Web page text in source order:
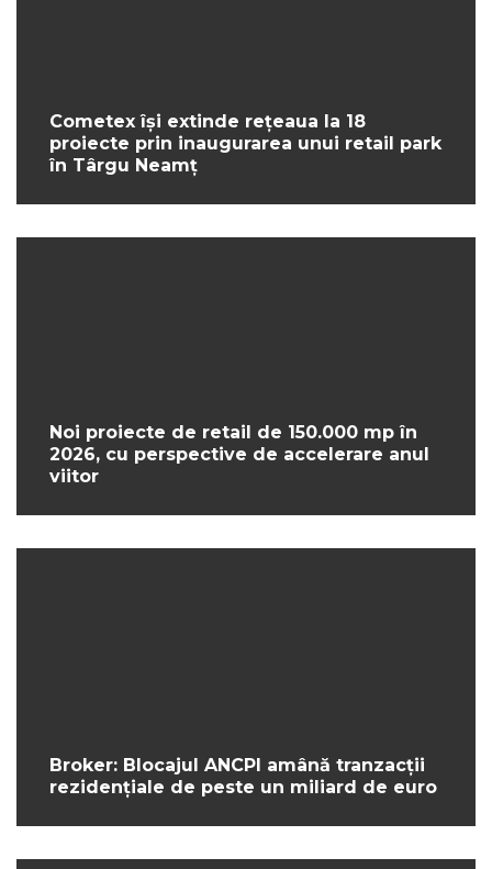
Cometex își extinde rețeaua la 18
proiecte prin inaugurarea unui retail park
în Târgu Neamț
Noi proiecte de retail de 150.000 mp în
2026, cu perspective de accelerare anul
viitor
Broker: Blocajul ANCPI amână tranzacții
rezidențiale de peste un miliard de euro